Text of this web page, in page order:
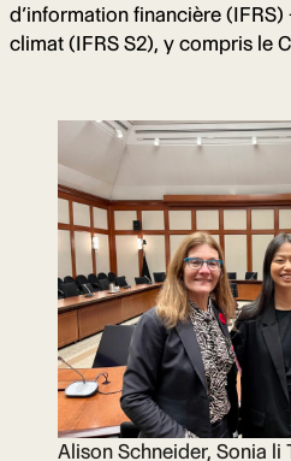
d’information financière
climat (IFRS S2), y compris le
Alison Schneider, Sonia li